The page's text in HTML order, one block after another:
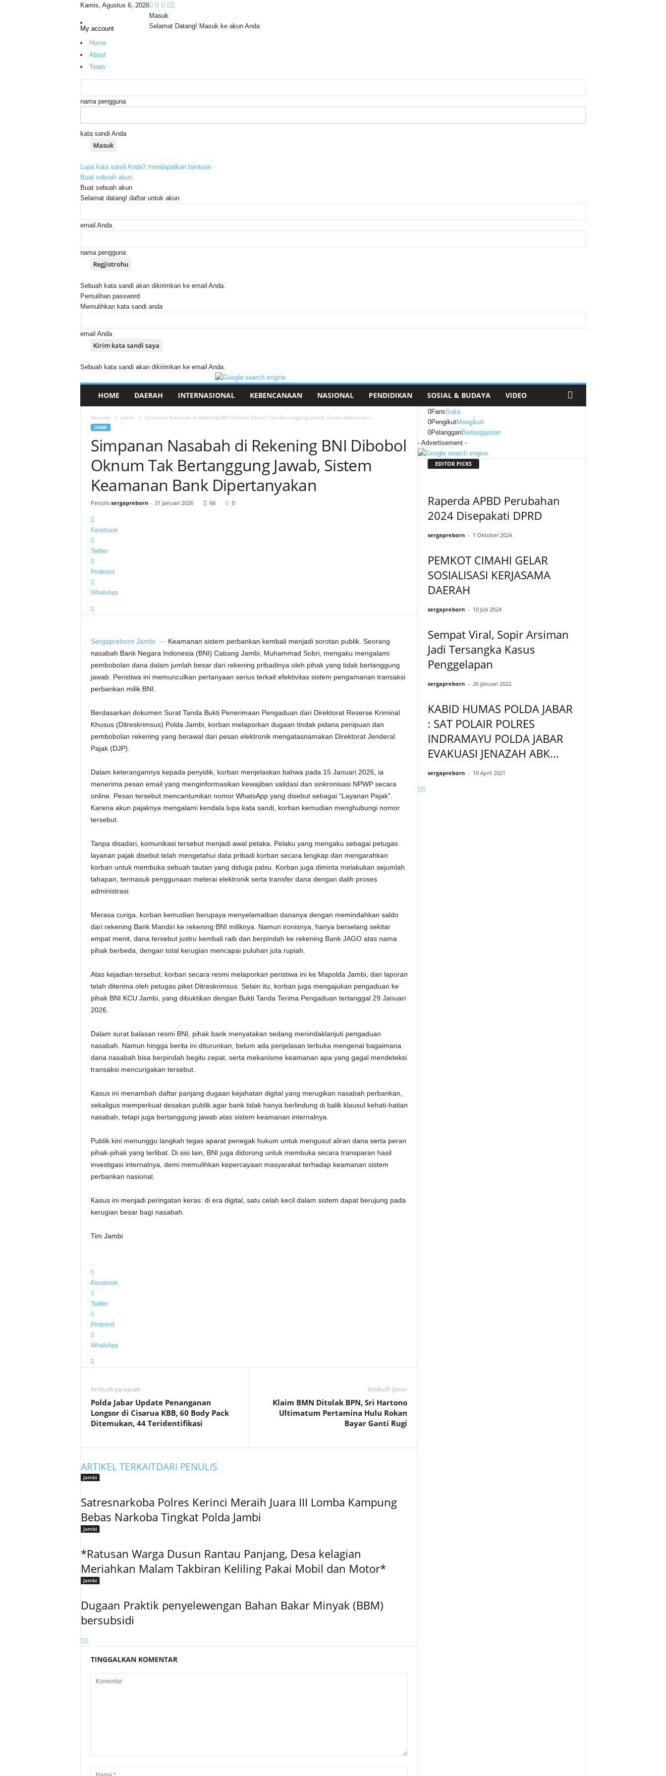
Kamis, Agustus 6, 2026
My account
Home
About
Team
Masuk
Selamat Datang! Masuk ke akun Anda
nama pengguna
kata sandi Anda
Lupa kata sandi Anda? mendapatkan bantuan
Buat sebuah akun
Buat sebuah akun
Selamat datang! daftar untuk akun
email Anda
nama pengguna
Sebuah kata sandi akan dikirimkan ke email Anda.
Pemulihan password
Memulihkan kata sandi anda
email Anda
Sebuah kata sandi akan dikirimkan ke email Anda.
HOME DAERAH INTERNASIONAL KEBENCANAAN NASIONAL PENDIDIKAN SOSIAL & BUDAYA VIDEO
Beranda Jambi Simpanan Nasabah di Rekening BNI Dibobol Oknum Tak Bertanggung Jawab, Sistem Keamanan...
JAMBI
Simpanan Nasabah di Rekening BNI Dibobol
Oknum Tak Bertanggung Jawab, Sistem
Keamanan Bank Dipertanyakan
Penulis sergapreborn- 31 Januari 2026 66 0
Facebook
Twitter
Pinterest
WhatsApp
Sergapreborn Jambi —Keamanan sistem perbankan kembali menjadi sorotan publik. Seorang
nasabah Bank Negara Indonesia (BNI) Cabang Jambi, Muhammad Sobri, mengaku mengalami
pembobolan dana dalam jumlah besar dari rekening pribadinya oleh pihak yang tidak bertanggung
jawab. Peristiwa ini memunculkan pertanyaan serius terkait efektivitas sistem pengamanan transaksi
perbankan milik BNI.
Berdasarkan dokumen Surat Tanda Bukti Penerimaan Pengaduan dari Direktorat Reserse Kriminal
Khusus (Ditreskrimsus) Polda Jambi, korban melaporkan dugaan tindak pidana penipuan dan
pembobolan rekening yang berawal dari pesan elektronik mengatasnamakan Direktorat Jenderal
Pajak (DJP).
Dalam keterangannya kepada penyidik, korban menjelaskan bahwa pada 15 Januari 2026, ia
menerima pesan email yang menginformasikan kewajiban validasi dan sinkronisasi NPWP secara
online. Pesan tersebut mencantumkan nomor WhatsApp yang disebut sebagai “Layanan Pajak”.
Karena akun pajaknya mengalami kendala lupa kata sandi, korban kemudian menghubungi nomor
tersebut.
Tanpa disadari, komunikasi tersebut menjadi awal petaka. Pelaku yang mengaku sebagai petugas
layanan pajak disebut telah mengetahui data pribadi korban secara lengkap dan mengarahkan
korban untuk membuka sebuah tautan yang diduga palsu. Korban juga diminta melakukan sejumlah
tahapan, termasuk penggunaan meterai elektronik serta transfer dana dengan dalih proses
administrasi.
Merasa curiga, korban kemudian berupaya menyelamatkan dananya dengan memindahkan saldo
dari rekening Bank Mandiri ke rekening BNI miliknya. Namun ironisnya, hanya berselang sekitar
empat menit, dana tersebut justru kembali raib dan berpindah ke rekening Bank JAGO atas nama
pihak berbeda, dengan total kerugian mencapai puluhan juta rupiah.
Atas kejadian tersebut, korban secara resmi melaporkan peristiwa ini ke Mapolda Jambi, dan laporan
telah diterima oleh petugas piket Ditreskrimsus. Selain itu, korban juga mengajukan pengaduan ke
pihak BNI KCU Jambi, yang dibuktikan dengan Bukti Tanda Terima Pengaduan tertanggal 29 Januari
2026.
Dalam surat balasan resmi BNI, pihak bank menyatakan sedang menindaklanjuti pengaduan
nasabah. Namun hingga berita ini diturunkan, belum ada penjelasan terbuka mengenai bagaimana
dana nasabah bisa berpindah begitu cepat, serta mekanisme keamanan apa yang gagal mendeteksi
transaksi mencurigakan tersebut.
Kasus ini menambah daftar panjang dugaan kejahatan digital yang merugikan nasabah perbankan,
sekaligus memperkuat desakan publik agar bank tidak hanya berlindung di balik klausul kehati-hatian
nasabah, tetapi juga bertanggung jawab atas sistem keamanan internalnya.
Publik kini menunggu langkah tegas aparat penegak hukum untuk mengusut aliran dana serta peran
pihak-pihak yang terlibat. Di sisi lain, BNI juga didorong untuk membuka secara transparan hasil
investigasi internalnya, demi memulihkan kepercayaan masyarakat terhadap keamanan sistem
perbankan nasional.
Kasus ini menjadi peringatan keras: di era digital, satu celah kecil dalam sistem dapat berujung pada
kerugian besar bagi nasabah.
Tim Jambi
Facebook
Twitter
Pinterest
WhatsApp
Artikulli paraprak
Polda Jabar Update Penanganan
Longsor di Cisarua KBB, 60 Body Pack
Ditemukan, 44 Teridentifikasi
Artikulli tjetër
Klaim BMN Ditolak BPN, Sri Hartono
Ultimatum Pertamina Hulu Rokan
Bayar Ganti Rugi
ARTIKEL TERKAITDARI PENULIS
Jambi
Satresnarkoba Polres Kerinci Meraih Juara III Lomba Kampung
Bebas Narkoba Tingkat Polda Jambi
Jambi
*Ratusan Warga Dusun Rantau Panjang, Desa kelagian
Meriahkan Malam Takbiran Keliling Pakai Mobil dan Motor*
Jambi
Dugaan Praktik penyelewengan Bahan Bakar Minyak (BBM)
bersubsidi
TINGGALKAN KOMENTAR
0FansSuka
0PengikutMengikuti
0PelangganBerlangganan
- Advertisement -
EDITOR PICKS
Raperda APBD Perubahan
2024 Disepakati DPRD
sergapreborn - 1 Oktober 2024
PEMKOT CIMAHI GELAR
SOSIALISASI KERJASAMA
DAERAH
sergapreborn - 10 Juli 2024
Sempat Viral, Sopir Arsiman
Jadi Tersangka Kasus
Penggelapan
sergapreborn - 26 Januari 2022
KABID HUMAS POLDA JABAR
: SAT POLAIR POLRES
INDRAMAYU POLDA JABAR
EVAKUASI JENAZAH ABK...
sergapreborn - 10 April 2021